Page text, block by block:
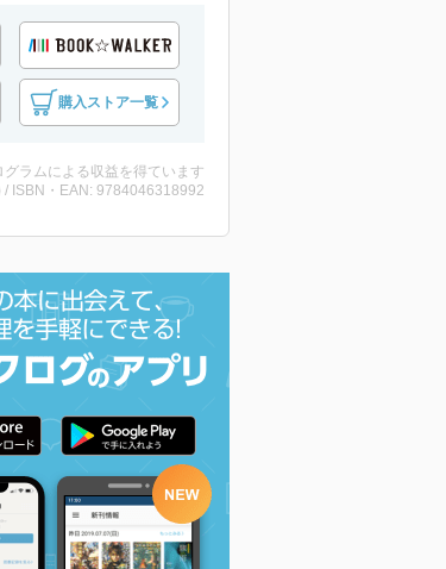
購入ストア一覧
ラムによる収益を得ています
ISBN・EAN: 9784046318992